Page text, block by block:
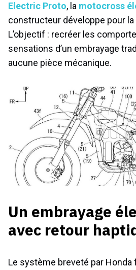
Electric Proto, la motocross
constructeur développe pour
L’objectif : recréer les
sensations d’un embrayage
aucune pièce mécanique.
Un embrayage
avec retour
Le système breveté par Honda